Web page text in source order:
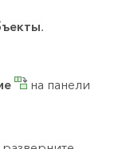
.
на панели